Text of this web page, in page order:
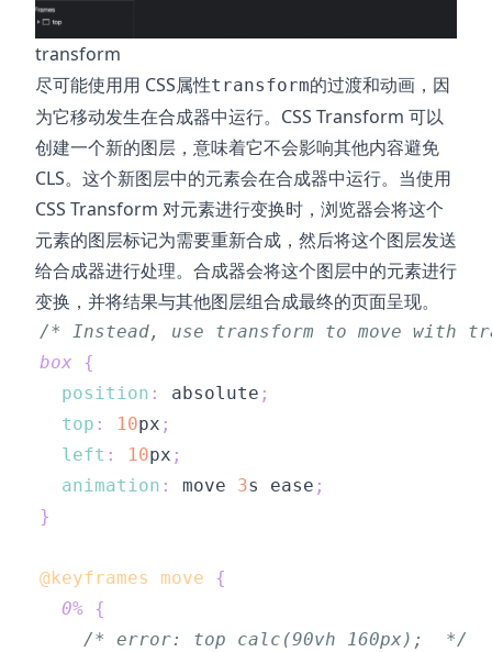
transform
尽可能使用用 CSS属性transform的过渡和动画，因
为它移动发生在合成器中运行。CSS Transform 可以
创建一个新的图层，意味着它不会影响其他内容避免
CLS。这个新图层中的元素会在合成器中运行。当使用
CSS Transform 对元素进行变换时，浏览器会将这个
元素的图层标记为需要重新合成，然后将这个图层发送
给合成器进行处理。合成器会将这个图层中的元素进行
变换，并将结果与其他图层组合成最终的页面呈现。
/* Instead, use transform to move with
box
{
position : absolute ;
top : 10px ;
left : 10px ;
animation : move 3s ease ;
}
@keyframes move
{
0% {
/* error: top calc(90vh 160px);  */